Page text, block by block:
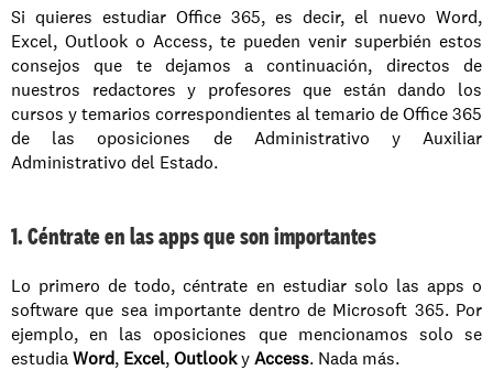
Si quieres estudiar Office 365, es decir, el nuevo Word,
Excel, Outlook o Access, te pueden venir superbién estos
consejos que te dejamos a continuación, directos de
nuestros redactores y profesores que están dando los
cursos y temarios correspondientes al temario de Office 365
de las oposiciones de Administrativo y Auxiliar
Administrativo del Estado.
1. Céntrate en las apps que son importantes
Lo primero de todo, céntrate en estudiar solo las apps o
software que sea importante dentro de Microsoft 365. Por
ejemplo, en las oposiciones que mencionamos solo se
estudia Word, Excel, Outlook y Access. Nada más.